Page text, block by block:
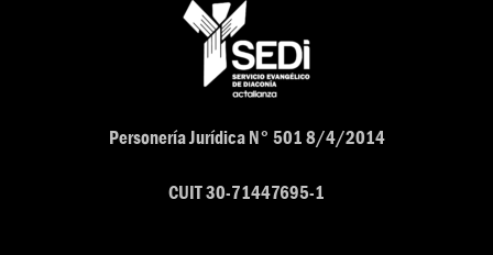
Personería Jurídica N° 501 8/4/2014
CUIT 30-71447695-1